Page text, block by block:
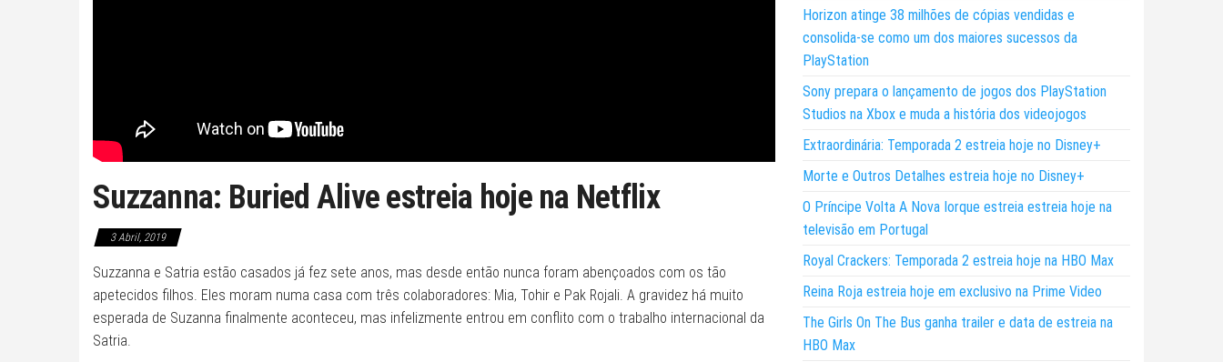
Suzzanna: Buried Alive estreia hoje na Netflix
3 Abril, 2019
Suzzanna e Satria estão casados já fez sete anos, mas desde então nunca foram abençoados com os tão
apetecidos filhos. Eles moram numa casa com três colaboradores: Mia, Tohir e Pak Rojali. A gravidez há muito
esperada de Suzanna finalmente aconteceu, mas infelizmente entrou em conflito com o trabalho internacional da
Satria.
Horizon atinge 38 milhões de cópias vendidas e
consolida-se como um dos maiores sucessos da
PlayStation
Sony prepara o lançamento de jogos dos PlayStation
Studios na Xbox e muda a história dos videojogos
Extraordinária: Temporada 2 estreia hoje no Disney+
Morte e Outros Detalhes estreia hoje no Disney+
O Príncipe Volta A Nova Iorque estreia estreia hoje na
televisão em Portugal
Royal Crackers: Temporada 2 estreia hoje na HBO Max
Reina Roja estreia hoje em exclusivo na Prime Video
The Girls On The Bus ganha trailer e data de estreia na
HBO Max